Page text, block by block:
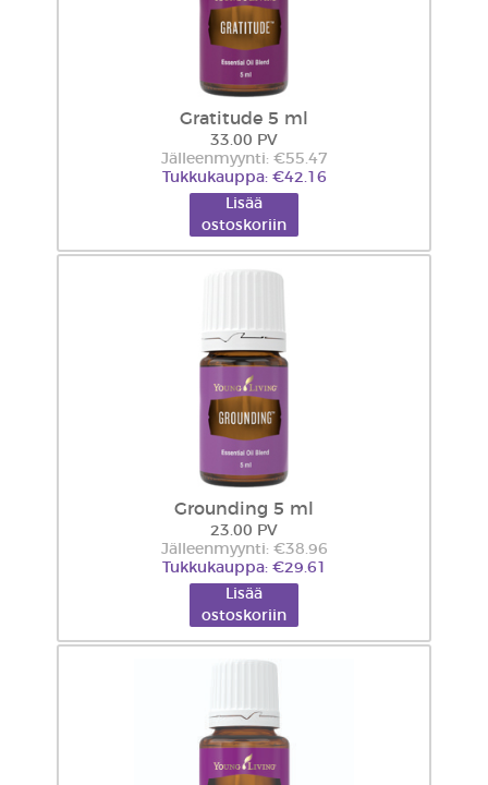
Gratitude 5 ml
33.00 PV
Jälleenmyynti: €55.47
Tukkukauppa: €42.16
Lisää
ostoskoriin
Grounding 5 ml
23.00 PV
Jälleenmyynti: €38.96
Tukkukauppa: €29.61
Lisää
ostoskoriin